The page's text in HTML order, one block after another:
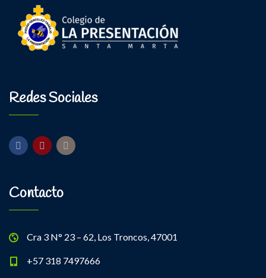
Redes Sociales
Contacto
Cra 3 N° 23 – 62, Los Troncos, 47001
+57 318 7497666